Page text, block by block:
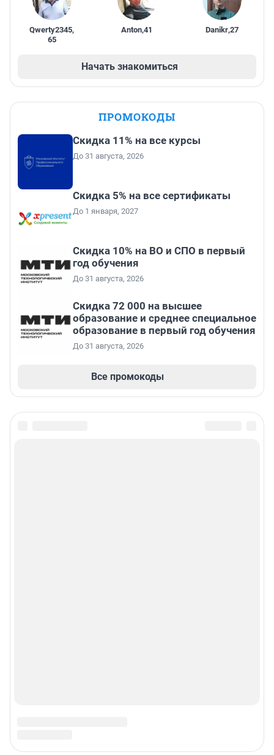
Qwerty2345,
65
Anton,41 Danikr,27
Начать знакомиться
ПРОМОКОДЫ
Скидка 11% на все курсы
До 31 августа, 2026
Скидка 5% на все сертификаты
До 1 января, 2027
Скидка 10% на ВО и СПО в первый
год обучения
До 31 августа, 2026
Скидка 72 000 на высшее
образование и среднее специальное
образование в первый год обучения
До 31 августа, 2026
Все промокоды